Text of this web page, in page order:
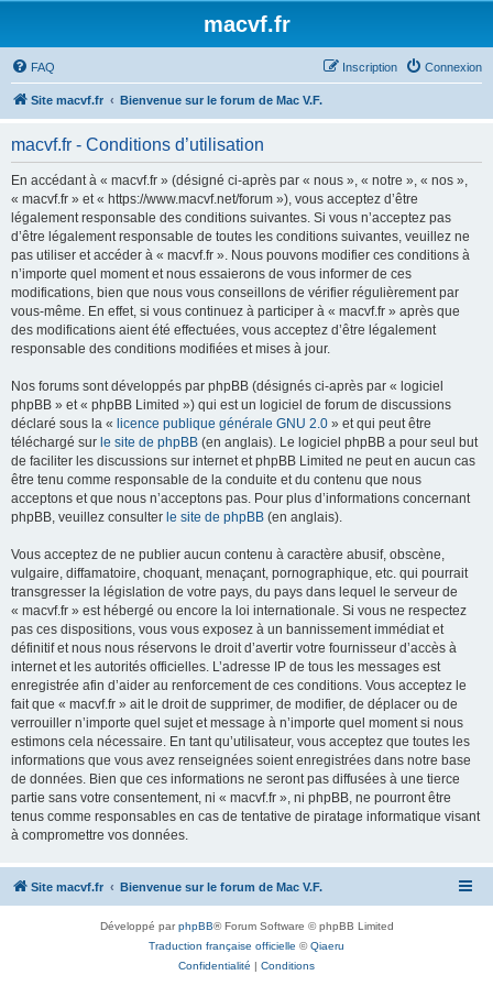
macvf.fr
FAQ Connexion
Inscription
Site macvf.fr Bienvenue sur le forum de Mac V.F.
macvf.fr - Conditions d’utilisation
En accédant à « macvf.fr » (désigné ci-après par « nous », « notre », « nos »,
« macvf.fr » et « https://www.macvf.net/forum »), vous acceptez d’être
légalement responsable des conditions suivantes. Si vous n’acceptez pas
d’être légalement responsable de toutes les conditions suivantes, veuillez ne
pas utiliser et accéder à « macvf.fr ». Nous pouvons modifier ces conditions à
n’importe quel moment et nous essaierons de vous informer de ces
modifications, bien que nous vous conseillons de vérifier régulièrement par
vous-même. En effet, si vous continuez à participer à « macvf.fr » après que
des modifications aient été effectuées, vous acceptez d’être légalement
responsable des conditions modifiées et mises à jour.
Nos forums sont développés par phpBB (désignés ci-après par « logiciel
phpBB » et « phpBB Limited ») qui est un logiciel de forum de discussions
déclaré sous la « licence publique générale GNU 2.0 » et qui peut être
téléchargé sur le site de phpBB (en anglais). Le logiciel phpBB a pour seul but
de faciliter les discussions sur internet et phpBB Limited ne peut en aucun cas
être tenu comme responsable de la conduite et du contenu que nous
acceptons et que nous n’acceptons pas. Pour plus d’informations concernant
phpBB, veuillez consulter le site de phpBB (en anglais).
Vous acceptez de ne publier aucun contenu à caractère abusif, obscène,
vulgaire, diffamatoire, choquant, menaçant, pornographique, etc. qui pourrait
transgresser la législation de votre pays, du pays dans lequel le serveur de
« macvf.fr » est hébergé ou encore la loi internationale. Si vous ne respectez
pas ces dispositions, vous vous exposez à un bannissement immédiat et
définitif et nous nous réservons le droit d’avertir votre fournisseur d’accès à
internet et les autorités officielles. L’adresse IP de tous les messages est
enregistrée afin d’aider au renforcement de ces conditions. Vous acceptez le
fait que « macvf.fr » ait le droit de supprimer, de modifier, de déplacer ou de
verrouiller n’importe quel sujet et message à n’importe quel moment si nous
estimons cela nécessaire. En tant qu’utilisateur, vous acceptez que toutes les
informations que vous avez renseignées soient enregistrées dans notre base
de données. Bien que ces informations ne seront pas diffusées à une tierce
partie sans votre consentement, ni « macvf.fr », ni phpBB, ne pourront être
tenus comme responsables en cas de tentative de piratage informatique visant
à compromettre vos données.
Site macvf.fr Bienvenue sur le forum de Mac V.F.
Développé parphpBB® Forum Software © phpBB Limited
Traduction française officielle ©Qiaeru
Confidentialité | Conditions